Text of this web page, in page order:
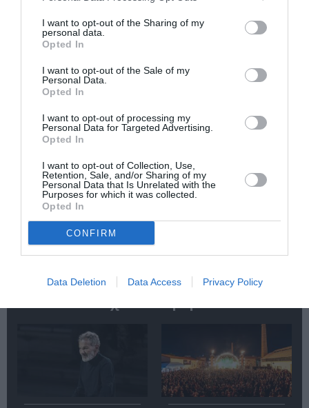
I want to opt-out of the Sharing of my
personal data.
Opted In
I want to opt-out of the Sale of my
Personal Data.
Opted In
I want to opt-out of processing my
Personal Data for Targeted Advertising.
Opted In
I want to opt-out of Collection, Use,
Retention, Sale, and/or Sharing of my
Personal Data that Is Unrelated with the
Purposes for which it was collected.
Opted In
CONFIRM
Data Deletion Data Access Privacy Policy
ΗΛΕΚΤΡΟΝΙΚΗ - ΠΕΙΡΑΜΑΤΙΚΗ
ΣΤΕΦΑΝΟΣ ΧΥΤΗΡΗΣ
Newsletter
Κάθε βδομάδα στο e-mail σας τα τελευταία νέα για
την Τέχνη και τον Πολιτισμό!
Ακολουθήστε το Culturenow.gr